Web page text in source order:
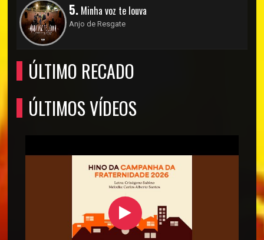
5. Minha voz te louva
Anjo de Resgate
ÚLTIMO RECADO
ÚLTIMOS VÍDEOS